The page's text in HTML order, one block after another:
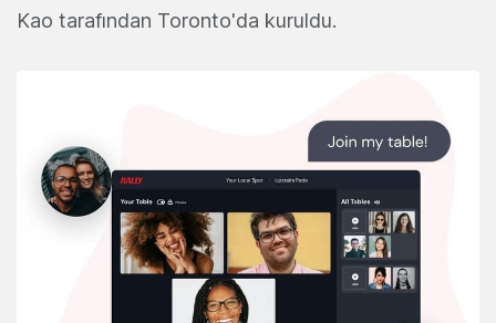
Kao tarafından Toronto'da kuruldu.